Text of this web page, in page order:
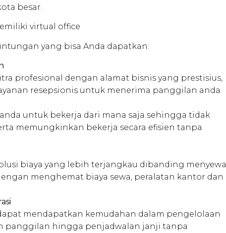
besar.
virtual office
yang bisa Anda dapatkan:
profesional dengan alamat bisnis yang prestisius,
resepsionis untuk menerima panggilan anda.
untuk bekerja dari mana saja sehingga tidak
memungkinkan bekerja secara efisien tanpa
biaya yang lebih terjangkau dibanding menyewa
menghemat biaya sewa, peralatan kantor dan
mendapatkan kemudahan dalam pengelolaan
panggilan hingga penjadwalan janji tanpa